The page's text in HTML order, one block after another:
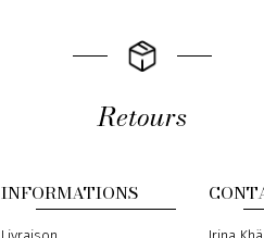
Retours
INFORMATIONS